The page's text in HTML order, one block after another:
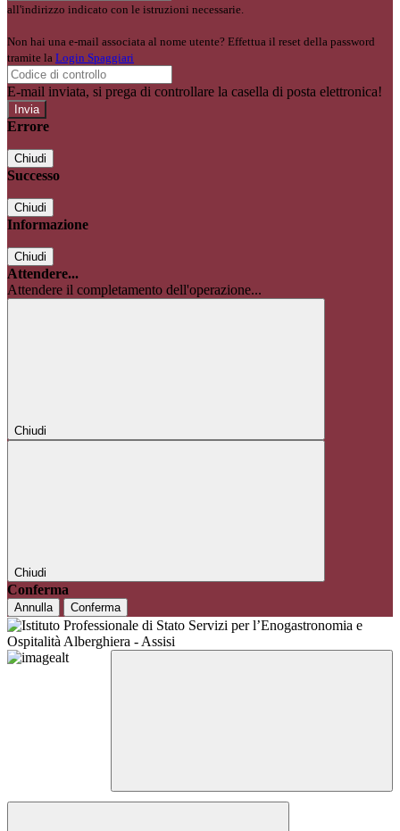
all'indirizzo indicato con le istruzioni necessarie.
Non hai una e-mail associata al nome utente? Effettua il reset della password
tramite la Login Spaggiari
E-mail inviata, si prega di controllare la casella di posta elettronica!
Errore
Chiudi
Successo
Chiudi
Informazione
Chiudi
Attendere...
Attendere il completamento dell'operazione...
Chiudi
Chiudi
Conferma
Annulla Conferma